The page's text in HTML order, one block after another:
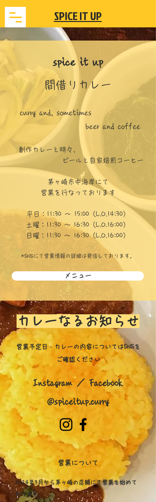
​SPICE IT UP
spice it up
間借りカレー
curry and, sometimes
beer and coffee
創作カレーと 時々、
ビールと 自家焙煎コーヒー
茅ヶ崎市中海岸にて
営業を行なっております
平日：11:30 〜 15:00（L.O.14:30）
土曜：11:30 〜 16:30（L.O.16:00）
日曜：11:30 〜 16:30（L.O.16:00）
*SNSにて営業情報の詳細は発信しております。
メニュー
カレーなるお知らせ
営業予定日・カレーの 内容 についてはSNSを
ご確認ください
Instagram ／ Facebook
@spiceitup.curry
営業について
2024年3月から茅ヶ崎の店舗にて営業を始めて
おります。